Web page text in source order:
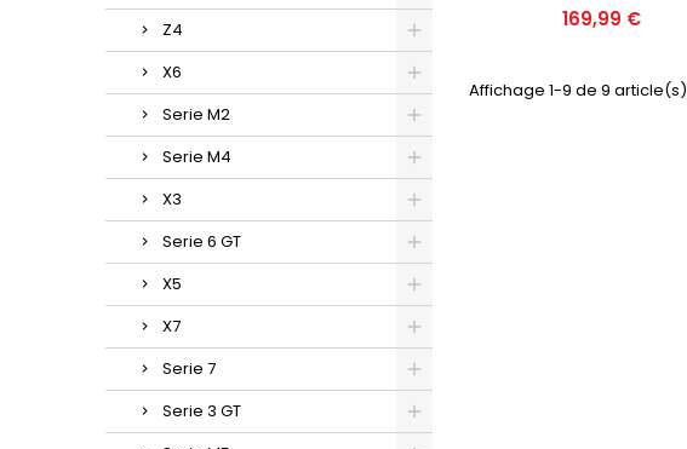
Z4
X6
Serie M2
Serie M4
X3
Serie 6 GT
X5
X7
Serie 7
Serie 3 GT
Prix
169,99 €
Affichage 1-9 de 9 article(s)